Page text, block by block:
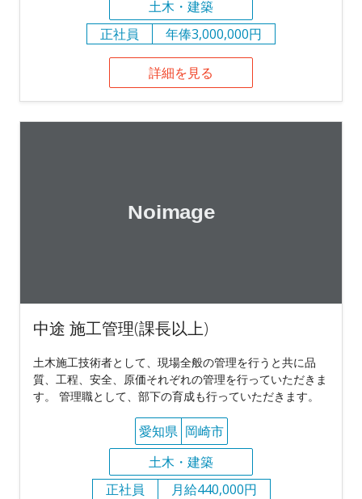
土木・建築
正社員
年俸3,000,000円
詳細を見る
中途 施工管理(課長以上)
土木施工技術者として、現場全般の管理を行うと共に品
質、工程、安全、原価それぞれの管理を行っていただきま
す。 管理職として、部下の育成も行っていただきます。
愛知県 岡崎市
土木・建築
正社員
月給440,000円